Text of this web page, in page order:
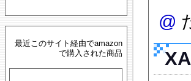
@
最近このサイト経由でamazon
で購入された商品